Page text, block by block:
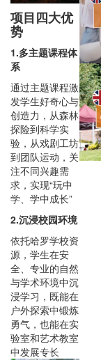
项目四大优
势
1.多主题课程体
系
通过主题课程激
发学生好奇心与
创造力，从森林
探险到科学实
验，从戏剧工坊
到团队运动，关
注不同兴趣需
求，实现“玩中
学、学中成长”
2.沉浸校园环境
依托哈罗学校资
源，学生在安
全、专业的自然
与学术环境中沉
浸学习，既能在
户外探索中锻炼
勇气，也能在实
验室和艺术教室
中发展专长